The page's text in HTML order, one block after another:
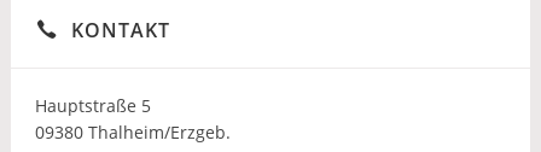
KONTAKT
Hauptstraße 5
09380 Thalheim/Erzgeb.